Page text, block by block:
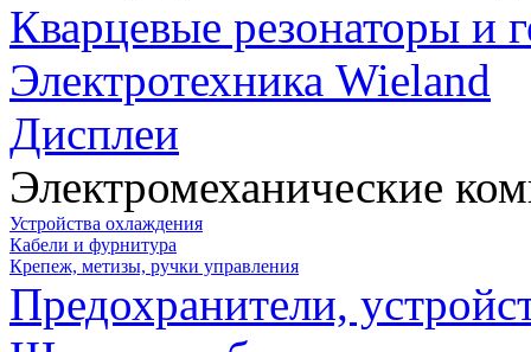
Кварцевые резонаторы и
Электротехника Wieland
Дисплеи
Электромеханические
Устройства охлаждения
Кабели и фурнитура
Крепеж, метизы, ручки управления
Предохранители,